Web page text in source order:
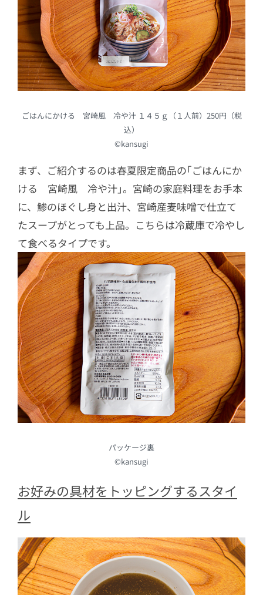
ごはんにかける 宮崎風 冷や汁 １４５ｇ（１人前）250円（税
込）
©kansugi
まず、ご紹介するのは春夏限定商品の｢ごはんにか
ける 宮崎風 冷や汁｣。宮崎の家庭料理をお手本
に、鯵のほぐし身と出汁、宮崎産麦味噌で仕立て
たスープがとっても上品。こちらは冷蔵庫で冷やし
て食べるタイプです。
パッケージ裏
©kansugi
お好みの具材をトッピングするスタイ
ル